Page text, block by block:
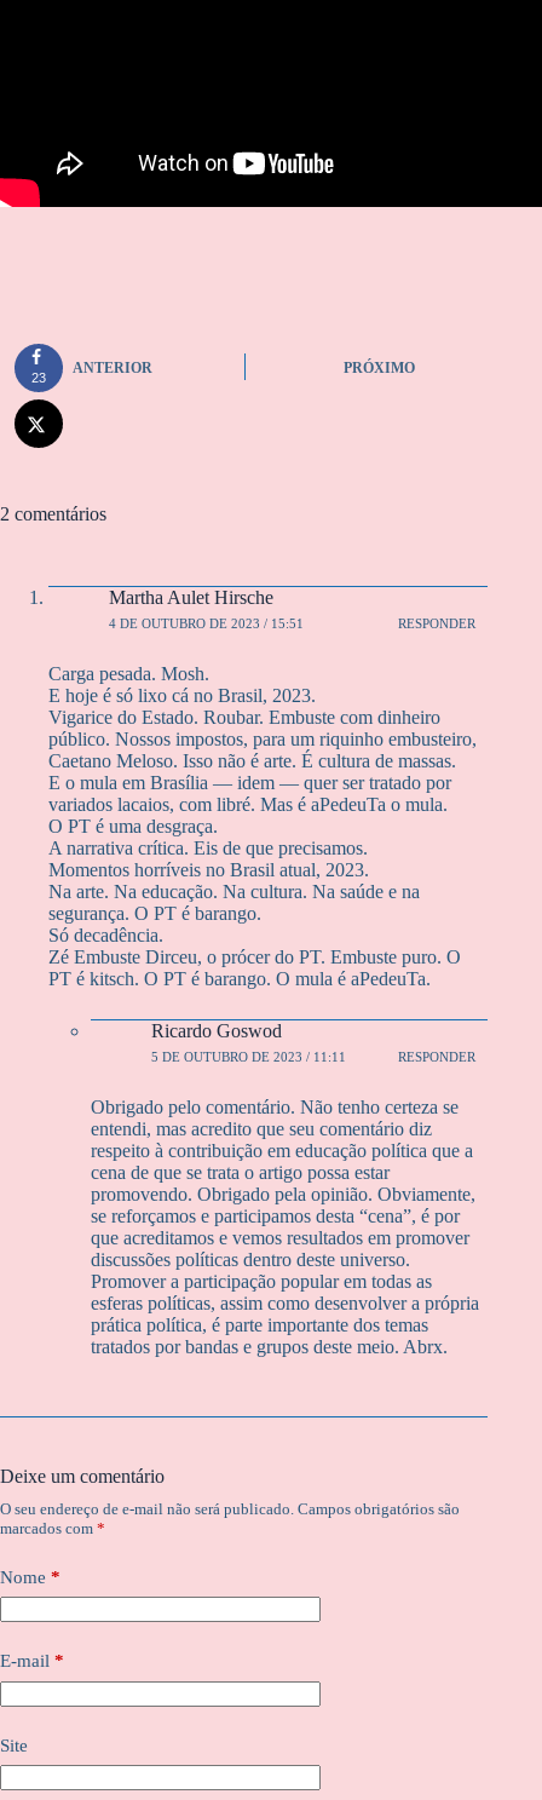
ANTERIOR PRÓXIMO
2 comentários
Martha Aulet Hirsche
4 DE OUTUBRO DE 2023 / 15:51 RESPONDER
Carga pesada. Mosh.
E hoje é só lixo cá no Brasil, 2023.
Vigarice do Estado. Roubar. Embuste com dinheiro
público. Nossos impostos, para um riquinho embusteiro,
Caetano Meloso. Isso não é arte. É cultura de massas.
E o mula em Brasília — idem — quer ser tratado por
variados lacaios, com libré. Mas é aPedeuTa o mula.
O PT é uma desgraça.
A narrativa crítica. Eis de que precisamos.
Momentos horríveis no Brasil atual, 2023.
Na arte. Na educação. Na cultura. Na saúde e na
segurança. O PT é barango.
Só decadência.
Zé Embuste Dirceu, o prócer do PT. Embuste puro. O
PT é kitsch. O PT é barango. O mula é aPedeuTa.
Ricardo Goswod
5 DE OUTUBRO DE 2023 / 11:11 RESPONDER
Obrigado pelo comentário. Não tenho certeza se
entendi, mas acredito que seu comentário diz
respeito à contribuição em educação política que a
cena de que se trata o artigo possa estar
promovendo. Obrigado pela opinião. Obviamente,
se reforçamos e participamos desta “cena”, é por
que acreditamos e vemos resultados em promover
discussões políticas dentro deste universo.
Promover a participação popular em todas as
esferas políticas, assim como desenvolver a própria
prática política, é parte importante dos temas
tratados por bandas e grupos deste meio. Abrx.
Deixe um comentário
O seu endereço de e-mail não será publicado. Campos obrigatórios são
marcados com *
Nome *
E-mail *
Site
23